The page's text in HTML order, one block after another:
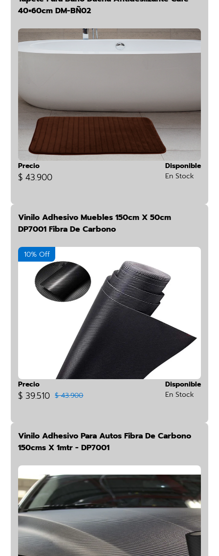
40×60cm DM-BÑ02
Precio
$ 43.900
Disponible
En Stock
Vinilo Adhesivo Muebles 150cm X 50cm
DP7001 Fibra De Carbono
10% Off
Precio
$ 39.510 $ 43.900
Disponible
En Stock
Vinilo Adhesivo Para Autos Fibra De Carbono
150cms X 1mtr - DP7001